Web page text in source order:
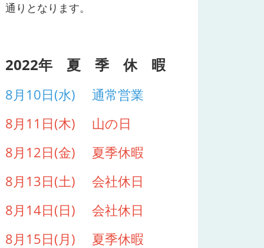
通りとなります。
2022年 夏 季 休 暇
8月10日(水) 通常営業
8月11日(木) 山の日
8月12日(金) 夏季休暇
8月13日(土) 会社休日
8月14日(日) 会社休日
8月15日(月) 夏季休暇